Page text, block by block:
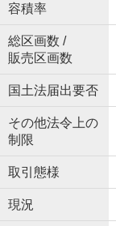
容積率
総区画数 /
販売区画数
国土法届出要否
その他法令上の
制限
取引態様
現況